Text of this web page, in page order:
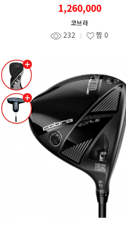
1,260,000
코브라
232 찜 0